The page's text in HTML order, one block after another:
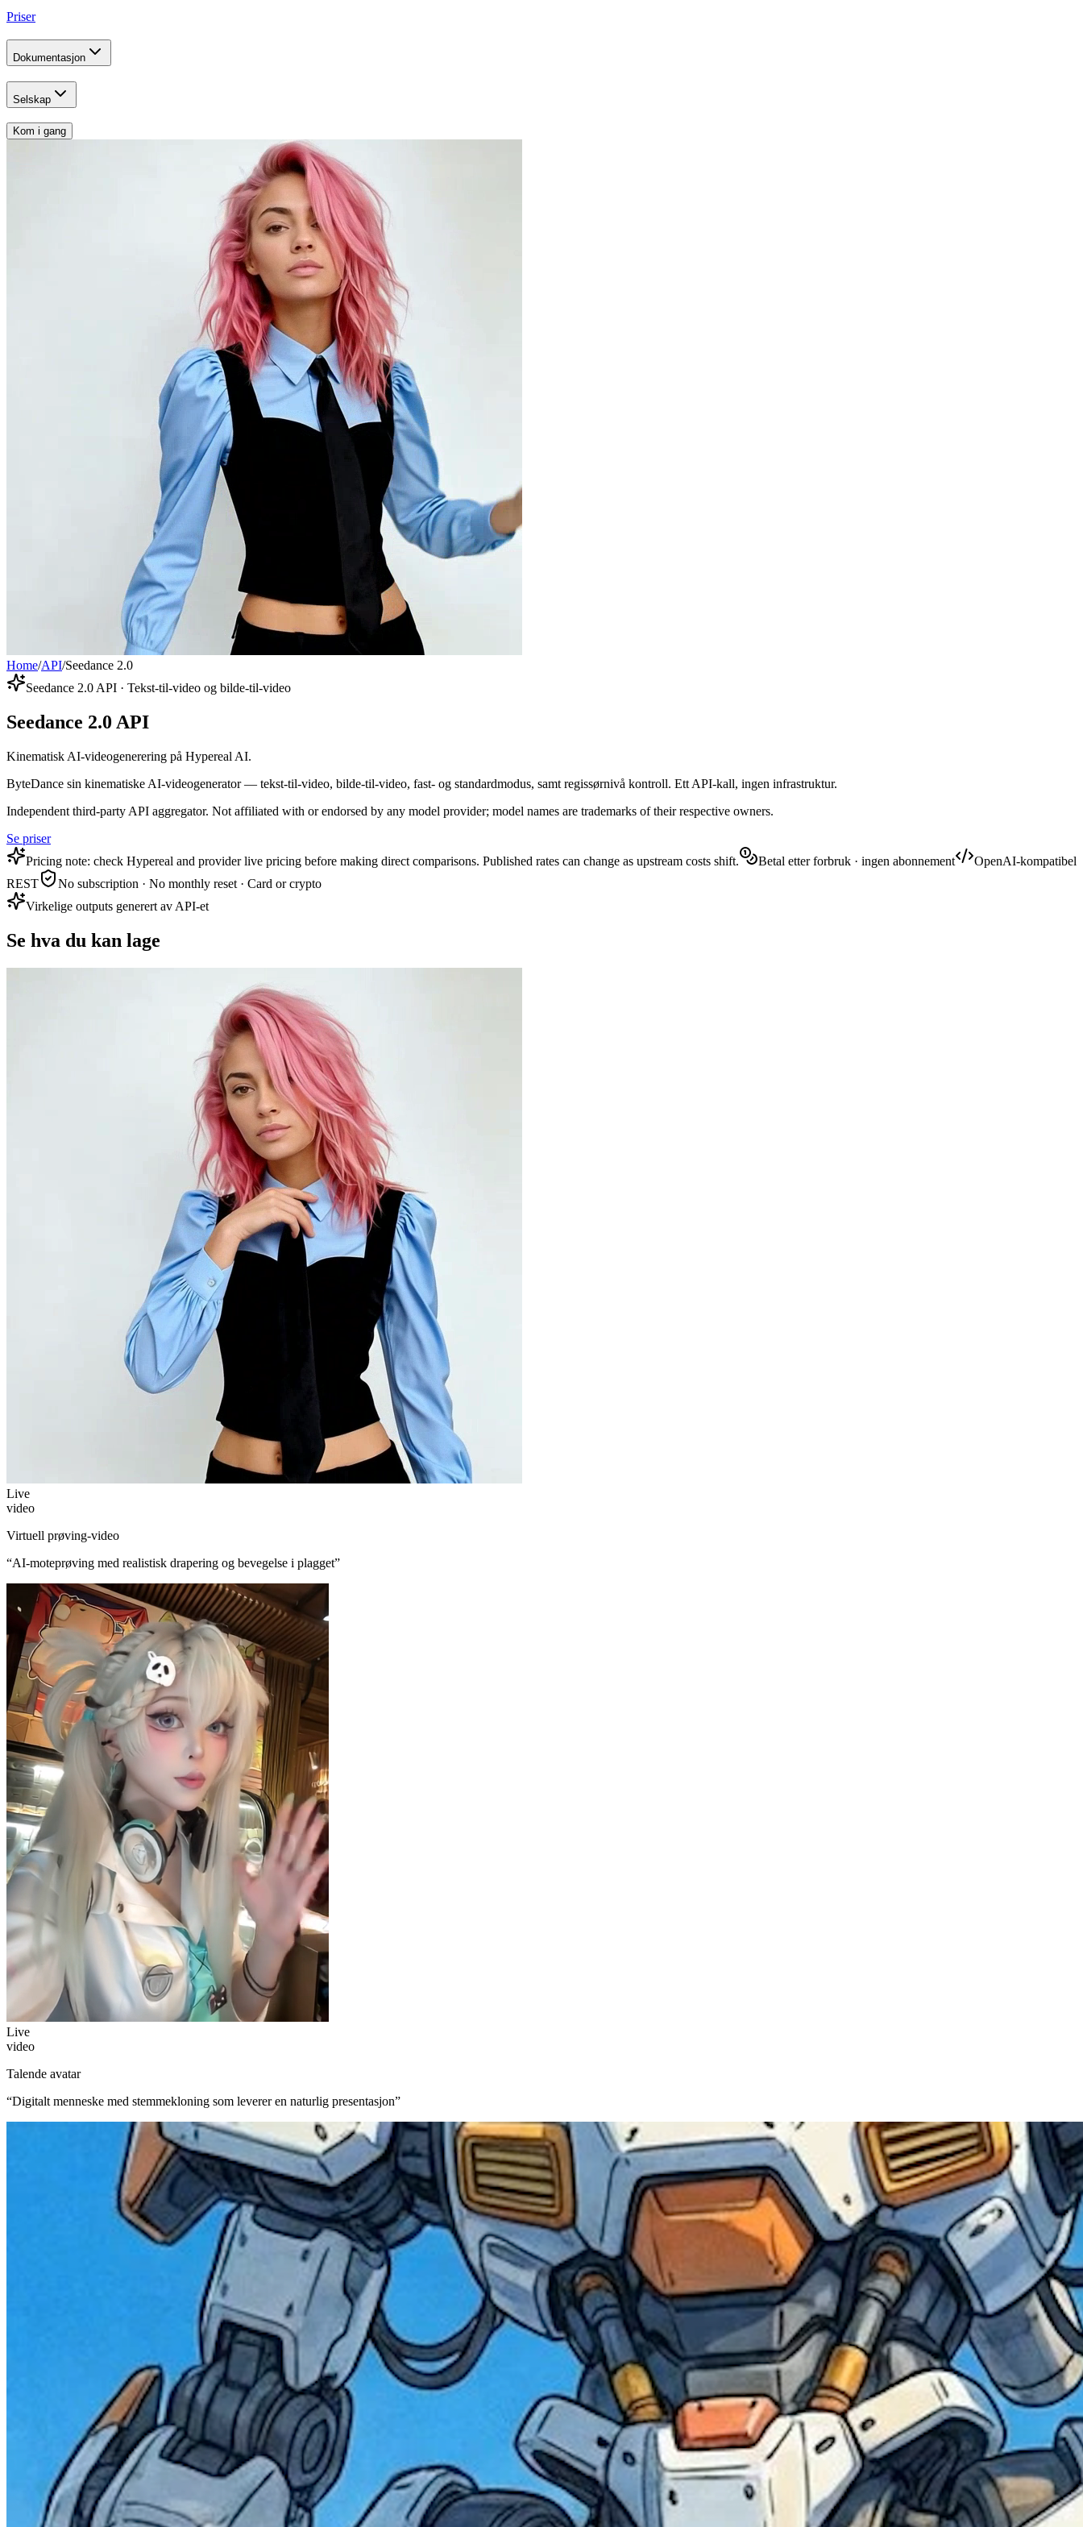
Priser
Dokumentasjon
Selskap
Kom i gang
Home/API/Seedance 2.0
Seedance 2.0 API · Tekst-til-video og bilde-til-video
Seedance 2.0 API
Kinematisk AI-videogenerering på Hypereal AI.
ByteDance sin kinematiske AI-videogenerator — tekst-til-video, bilde-til-video, fast- og standardmodus, samt regissørnivå kontroll. Ett API-kall, ingen infrastruktur.
Independent third-party API aggregator. Not affiliated with or endorsed by any model provider; model names are trademarks of their respective owners.
Se priser
Pricing note: check Hypereal and provider live pricing before making direct comparisons. Published rates can change as upstream costs shift.
Betal etter forbruk · ingen abonnement
OpenAI-kompatibel
REST
No subscription · No monthly reset · Card or crypto
Virkelige outputs generert av API-et
Se hva du kan lage
Live
video
Virtuell prøving-video
“AI-moteprøving med realistisk drapering og bevegelse i plagget”
Live
video
Talende avatar
“Digitalt menneske med stemmekloning som leverer en naturlig presentasjon”